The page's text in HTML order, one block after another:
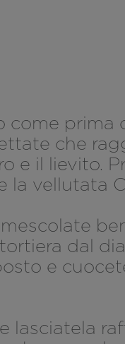
prima
che
e il lievito.
la vellutata
dal
e
lasciatela